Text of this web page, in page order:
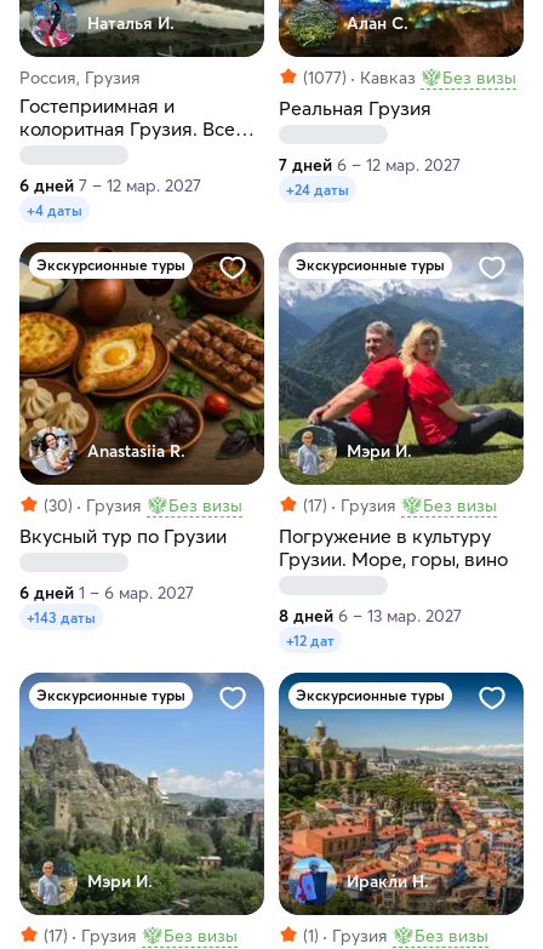
Наталья И.
Россия, Грузия
Гостеприимная и
колоритная Грузия. Все
включено
6 дней 7 – 12 мар. 2027
+4 даты
Алан С.
(1077) Кавказ Без визы
Реальная Грузия
7 дней 6 – 12 мар. 2027
+24 даты
Экскурсионные туры
Anastasiia R.
(30) Грузия Без визы
Вкусный тур по Грузии
6 дней 1 – 6 мар. 2027
+143 даты
Экскурсионные туры
Мэри И.
(17) Грузия Без визы
Погружение в культуру
Грузии. Море, горы, вино
8 дней 6 – 13 мар. 2027
+12 дат
Экскурсионные туры
Мэри И.
(17) Грузия Без визы
Экскурсионные туры
Иракли Н.
(1) Грузия Без визы